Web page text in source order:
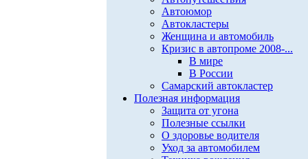
Автоюмор
Автокластеры
Женщина и автомобиль
Кризис в автопроме 2008-...
В мире
В России
Самарский автокластер
Полезная информация
Защита от угона
Полезные ссылки
О здоровье водителя
Уход за автомобилем